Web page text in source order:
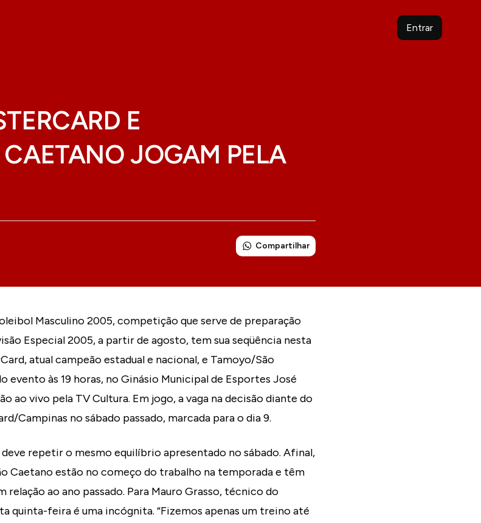
Entrar
E
JOGAM PELA
Compartilhar
Masculino 2005, competição que serve de preparação
Especial 2005, a partir de agosto, tem sua seqüência nesta
atual campeão estadual e nacional, e Tamoyo/São
evento às 19 horas, no Ginásio Municipal de Esportes José
ao vivo pela TV Cultura. Em jogo, a vaga na decisão diante do
Campinas no sábado passado, marcada para o dia 9.
deve repetir o mesmo equilíbrio apresentado no sábado. Afinal,
Caetano estão no começo do trabalho na temporada e têm
relação ao ano passado. Para Mauro Grasso, técnico do
quinta-feira é uma incógnita. “Fizemos apenas um treino até